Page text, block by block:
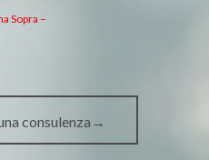
Sopra –
consulenza→